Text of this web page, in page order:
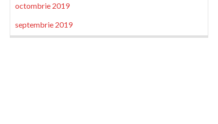
octombrie 2019
septembrie 2019